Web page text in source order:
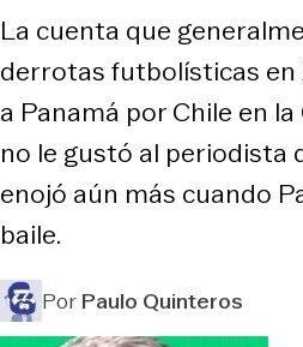
La cuenta que
derrotas futbolísticas en
a Panamá por Chile en
no le gustó al periodista
enojó aún más cuando
baile.
PorPaulo Quinteros